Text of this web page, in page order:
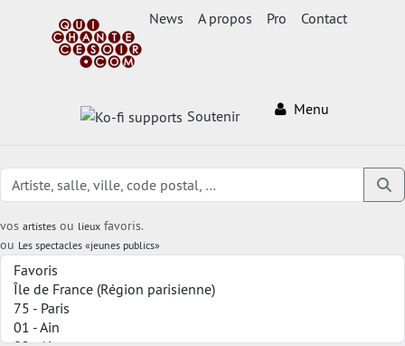
News A propos Pro Contact
Soutenir Menu
vos artistes ou lieux favoris.
ou Les spectacles «jeunes publics»